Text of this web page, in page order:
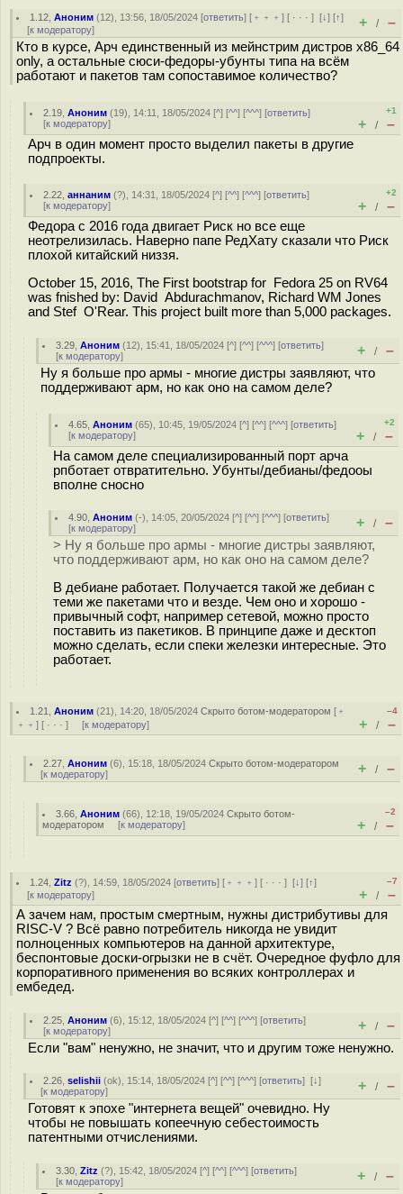
1.12 ,Аноним (12), 13:56, 18/05/2024 [ответить] [ ﹢﹢﹢] [ · · ·][↓] [↑]
[к модератору] + / –
Кто в курсе, Арч единственный из мейнстрим дистров x86_64
only, а остальные сюси-федоры-убунты типа на всём
работают и пакетов там сопоставимое количество?
2.19 ,Аноним (19), 14:11, 18/05/2024 [^] [^^] [^^^] [ответить]
[к модератору]
+1
+ / –
Арч в один момент просто выделил пакеты в другие
подпроекты.
2.22 ,аннаним (?), 14:31, 18/05/2024 [^] [^^] [^^^] [ответить]
[к модератору]
+2
+ / –
Федора с 2016 года двигает Риск но все еще
неотрелизилась. Наверно папе РедХату сказали что Риск
плохой китайский низзя.
October 15, 2016, The First bootstrap for Fedora 25 on RV64
was fnished by: David Abdurachmanov, Richard WM Jones
and Stef O'Rear. This project built more than 5,000 packages.
3.29 ,Аноним (12), 15:41, 18/05/2024 [^] [^^] [^^^] [ответить]
[к модератору] + / –
Ну я больше про армы - многие дистры заявляют, что
поддерживают арм, но как оно на самом деле?
4.65 ,Аноним (65), 10:45, 19/05/2024 [^] [^^] [^^^] [ответить]
[к модератору]
+2
+ / –
На самом деле специализированный порт арча
рпботает отвратительно. Убунты/дебианы/федооы
вполне сносно
4.90 ,Аноним (-), 14:05, 20/05/2024 [^] [^^] [^^^] [ответить]
[к модератору] + / –
> Ну я больше про армы - многие дистры заявляют,
что поддерживают арм, но как оно на самом деле?
В дебиане работает. Получается такой же дебиан с
теми же пакетами что и везде. Чем оно и хорошо -
привычный софт, например сетевой, можно просто
поставить из пакетиков. В принципе даже и десктоп
можно сделать, если спеки железки интересные. Это
работает.
1.21 ,Аноним (21), 14:20, 18/05/2024Скрыто ботом-модератором [ ﹢
﹢﹢ ] [ · · · ] [к модератору]
–4
+ / –
2.27 ,Аноним (6), 15:18, 18/05/2024Скрыто ботом-модератором
[к модератору] + / –
3.66 ,Аноним (66), 12:18, 19/05/2024Скрыто ботом-
модератором [к модератору]
–2
+ / –
1.24 ,Zitz (?), 14:59, 18/05/2024 [ответить] [ ﹢﹢﹢] [ · · ·][↓] [↑]
[к модератору]
–7
+ / –
А зачем нам, простым смертным, нужны дистрибутивы для
RISC-V ? Всё равно потребитель никогда не увидит
полноценных компьютеров на данной архитектуре,
беспонтовые доски-огрызки не в счёт. Очередное фуфло для
корпоративного применения во всяких контроллерах и
ембедед.
2.25 ,Аноним (6), 15:12, 18/05/2024 [^] [^^] [^^^] [ответить]
[к модератору] + / –
Если "вам" ненужно, не значит, что и другим тоже ненужно.
2.26 ,selishii (ok), 15:14, 18/05/2024 [^] [^^] [^^^] [ответить][↓]
[к модератору] + / –
Готовят к эпохе "интернета вещей" очевидно. Ну
чтобы не повышать копеечную себестоимость
патентными отчислениями.
3.30 ,Zitz (?), 15:42, 18/05/2024 [^] [^^] [^^^] [ответить]
[к модератору] + / –